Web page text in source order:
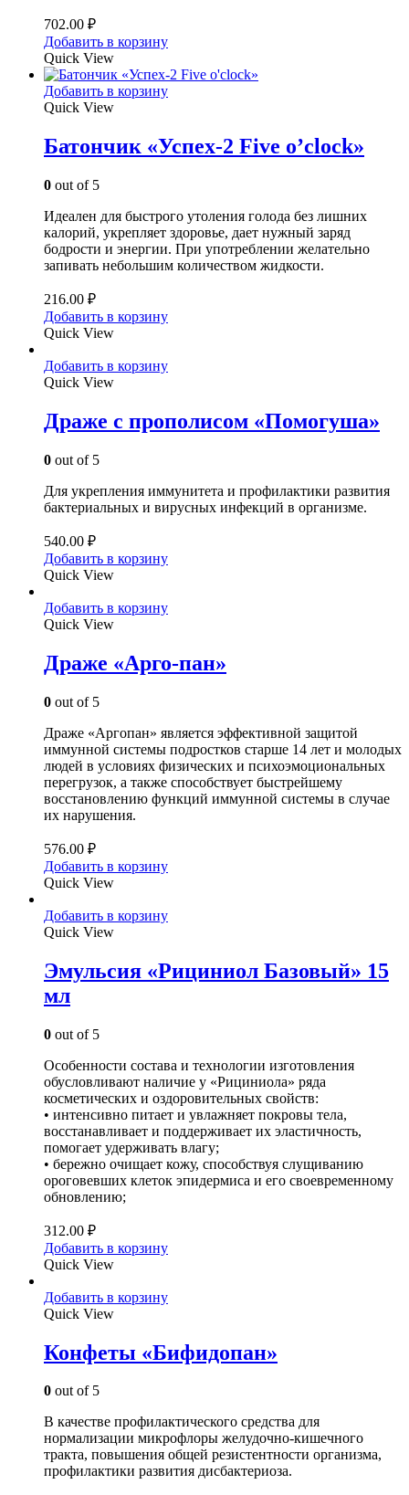
702.00 ₽
Добавить в корзину
Quick View
Добавить в корзину
Quick View
Батончик «Успех-2 Five o’clock»
0 out of 5
Идеален для быстрого утоления голода без лишних
калорий, укрепляет здоровье, дает нужный заряд
бодрости и энергии. При употреблении желательно
запивать небольшим количеством жидкости.
216.00 ₽
Добавить в корзину
Quick View
Добавить в корзину
Quick View
Драже с прополисом «Помогуша»
0 out of 5
Для укрепления иммунитета и профилактики развития
бактериальных и вирусных инфекций в организме.
540.00 ₽
Добавить в корзину
Quick View
Добавить в корзину
Quick View
Драже «Арго-пан»
0 out of 5
Драже «Аргопан» является эффективной защитой
иммунной системы подростков старше 14 лет и молодых
людей в условиях физических и психоэмоциональных
перегрузок, а также способствует быстрейшему
восстановлению функций иммунной системы в случае
их нарушения.
576.00 ₽
Добавить в корзину
Quick View
Добавить в корзину
Quick View
Эмульсия «Рициниол Базовый» 15
мл
0 out of 5
Особенности состава и технологии изготовления
обусловливают наличие у «Рициниола» ряда
косметических и оздоровительных свойств:
• интенсивно питает и увлажняет покровы тела,
восстанавливает и поддерживает их эластичность,
помогает удерживать влагу;
• бережно очищает кожу, способствуя слущиванию
ороговевших клеток эпидермиса и его своевременному
обновлению;
312.00 ₽
Добавить в корзину
Quick View
Добавить в корзину
Quick View
Конфеты «Бифидопан»
0 out of 5
В качестве профилактического средства для
нормализации микрофлоры желудочно­-кишечного
тракта, повышения общей резистентности организма,
профилактики развития дисбактериоза.